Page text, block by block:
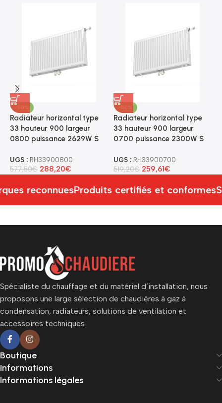
-50%
Radiateur horizontal type
33 hauteur 900 largeur
0800 puissance 2629W S
UGS : RH33900800
577,50€ 288,20€
-50%
Radiateur horizontal type
33 hauteur 900 largeur
0700 puissance 2300W S
UGS : RH33900700
519,20€ 259,61€
reconnuesProduits certifiés et conformes
Spécialiste du chauffage et du matériel d’installation, nous
proposons une large sélection de chaudières à gaz à
condensation, radiateurs, solutions de ventilation et
accessoires techniques
Boutique
Informations
Informations légales